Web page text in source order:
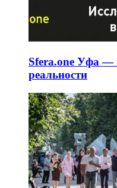
Sfera.one Уфа —
реальности